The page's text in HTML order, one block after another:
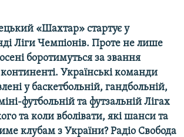
RL
«Шахтар» стартує у
Ліги Чемпіонів. Проте не лише
боротимуться за звання
Українські команди
у баскетбольній, гандбольній,
футбольній та футзальній Лігах
та коли вболівати, які шанси та
клубам з України? Радіо Свобода